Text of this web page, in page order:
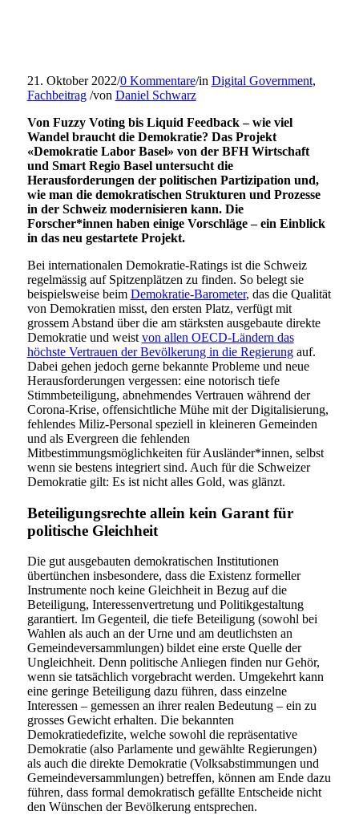
21. Oktober 2022/0 Kommentare/in Digital Government,
Fachbeitrag /von Daniel Schwarz
Von Fuzzy Voting bis Liquid Feedback – wie viel
Wandel braucht die Demokratie? Das Projekt
«Demokratie Labor Basel» von der BFH Wirtschaft
und Smart Regio Basel untersucht die
Herausforderungen der politischen Partizipation und,
wie man die demokratischen Strukturen und Prozesse
in der Schweiz modernisieren kann. Die
Forscher*innen haben einige Vorschläge – ein Einblick
in das neu gestartete Projekt.
Bei internationalen Demokratie-Ratings ist die Schweiz
regelmässig auf Spitzenplätzen zu finden. So belegt sie
beispielsweise beim Demokratie-Barometer, das die Qualität
von Demokratien misst, den ersten Platz, verfügt mit
grossem Abstand über die am stärksten ausgebaute direkte
Demokratie und weist von allen OECD-Ländern das
höchste Vertrauen der Bevölkerung in die Regierungauf.
Dabei gehen jedoch gerne bekannte Probleme und neue
Herausforderungen vergessen: eine notorisch tiefe
Stimmbeteiligung, abnehmendes Vertrauen während der
Corona-Krise, offensichtliche Mühe mit der Digitalisierung,
fehlendes Miliz-Personal speziell in kleineren Gemeinden
und als Evergreen die fehlenden
Mitbestimmungsmöglichkeiten für Ausländer*innen, selbst
wenn sie bestens integriert sind. Auch für die Schweizer
Demokratie gilt: Es ist nicht alles Gold, was glänzt.
Beteiligungsrechte allein kein Garant für
politische Gleichheit
Die gut ausgebauten demokratischen Institutionen
übertünchen insbesondere, dass die Existenz formeller
Instrumente noch keine Gleichheit in Bezug auf die
Beteiligung, Interessenvertretung und Politikgestaltung
garantiert. Im Gegenteil, die tiefe Beteiligung (sowohl bei
Wahlen als auch an der Urne und am deutlichsten an
Gemeindeversammlungen) bildet eine erste Quelle der
Ungleichheit. Denn politische Anliegen finden nur Gehör,
wenn sie tatsächlich vorgebracht werden. Umgekehrt kann
eine geringe Beteiligung dazu führen, dass einzelne
Interessen – gemessen an ihrer realen Bedeutung – ein zu
grosses Gewicht erhalten. Die bekannten
Demokratiedefizite, welche sowohl die repräsentative
Demokratie (also Parlamente und gewählte Regierungen)
als auch die direkte Demokratie (Volksabstimmungen und
Gemeindeversammlungen) betreffen, können am Ende dazu
führen, dass formal demokratisch gefällte Entscheide nicht
den Wünschen der Bevölkerung entsprechen.